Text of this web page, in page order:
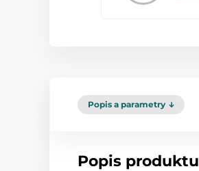
Popis a parametry
Popis produktu